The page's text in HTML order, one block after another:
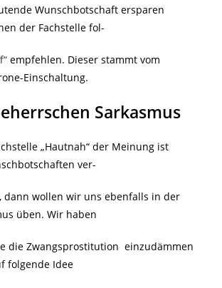
Wunschbotschaft ersparen
der Fachstelle fol-
empfehlen. Dieser stammt vom
Einschaltung.
Sarkasmus
„Hautnah“ der Meinung ist
ver-
dann wollen wir uns ebenfalls in der
üben. Wir haben
die Zwangsprostitution einzudämmen
folgende Idee